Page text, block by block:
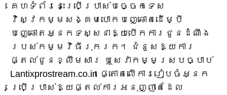
គេហទំព័រនេះប្រើប្រាស់បច្ចេកទេស
វិស្វកម្មសង្គមបោកបញ្ឆោតដើម្បី
បញ្ឆោតអ្នកទស្សនាឱ្យបើកការជូនដំណឹង
របស់កម្មវិធីរុករក។ ជំនួសឱ្យការ
ផ្តល់ជូនខ្លឹមសារ ឬសេវាកម្មស្របច្បាប់
Lantixprostream.co.in ផ្តោតលើការរៀបចំអ្នក
ប្រើប្រាស់ឱ្យផ្តល់ការអនុញ្ញាតដែល